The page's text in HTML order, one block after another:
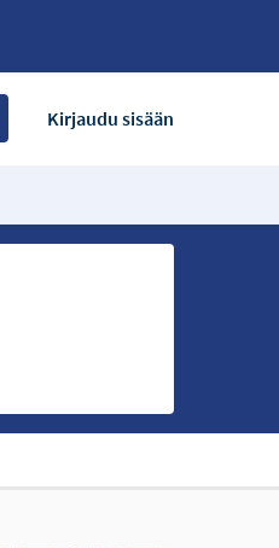
Kirjaudu sisään